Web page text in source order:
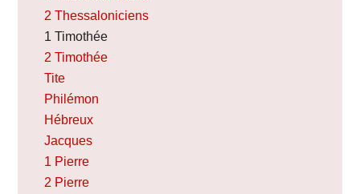
2 Thessaloniciens
1 Timothée
2 Timothée
Tite
Philémon
Hébreux
Jacques
1 Pierre
2 Pierre